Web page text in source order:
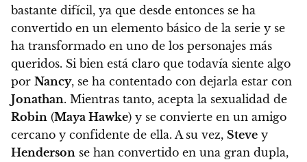
bastante difícil, ya que desde entonces se ha
convertido en un elemento básico de la serie y se
ha transformado en uno de los personajes más
queridos. Si bien está claro que todavía siente algo
por Nancy, se ha contentado con dejarla estar con
Jonathan. Mientras tanto, acepta la sexualidad de
Robin (Maya Hawke) y se convierte en un amigo
cercano y confidente de ella. A su vez, Steve y
Henderson se han convertido en una gran dupla,